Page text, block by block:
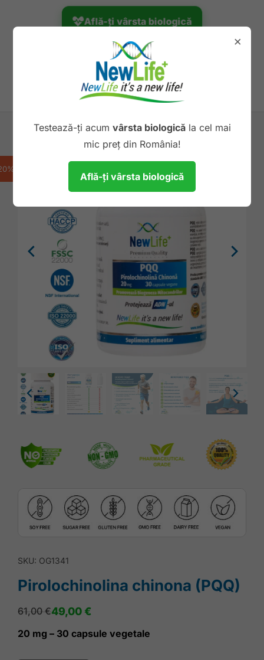
Află-ți vârsta biologică
Unic în România
SKU: OG1341
Pirolochinolina chinona (PQQ)
61,00€49,00 €
20 mg – 30 capsule vegetale
×
Testează-ți acum vârsta biologicăla cel mai
mic preț din România!
Află-ți vârsta biologică